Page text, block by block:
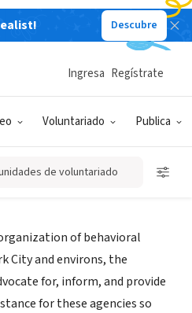
Descubre
Voluntariado Publica
Ingresa Regístrate
de voluntariado
LUCRO
Health
of behavioral
City and environs, the
for, inform, and provide
for these agencies so